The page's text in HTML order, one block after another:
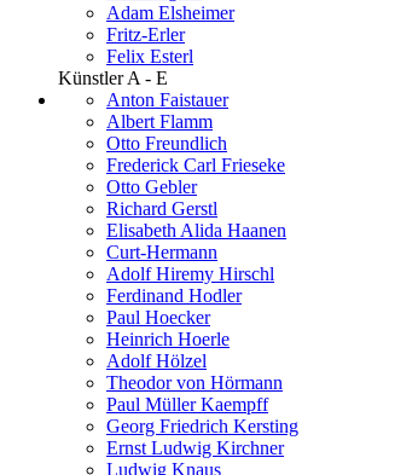
Adam Elsheimer
Fritz-Erler
Felix Esterl
Künstler A - E
Anton Faistauer
Albert Flamm
Otto Freundlich
Frederick Carl Frieseke
Otto Gebler
Richard Gerstl
Elisabeth Alida Haanen
Curt-Hermann
Adolf Hiremy Hirschl
Ferdinand Hodler
Paul Hoecker
Heinrich Hoerle
Adolf Hölzel
Theodor von Hörmann
Paul Müller Kaempff
Georg Friedrich Kersting
Ernst Ludwig Kirchner
Ludwig Knaus